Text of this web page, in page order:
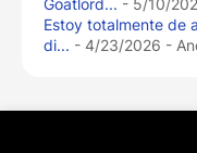
Goatlord... - 5/10/
Estoy totalmente de
di... - 4/23/2026 -